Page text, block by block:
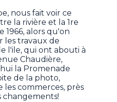
nous fait voir ce
la rivière et la 1re
1966, alors qu'on
les travaux de
l'ile, qui ont abouti à
Chaudière,
la Promenade
de la photo,
les commerces, près
changements!